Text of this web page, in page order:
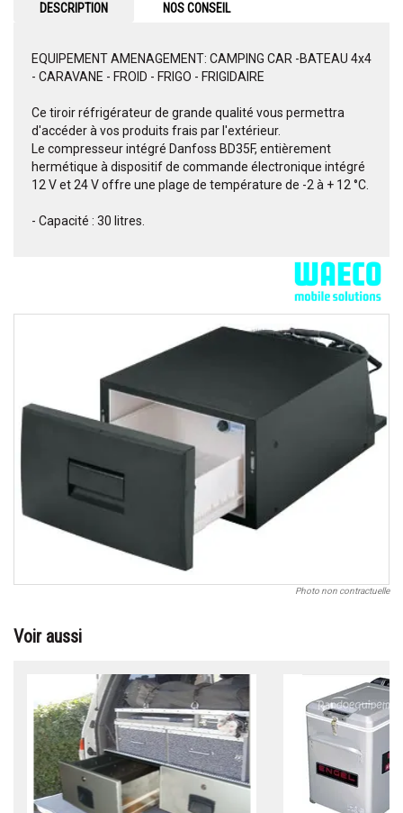
DESCRIPTION NOS CONSEIL
EQUIPEMENT AMENAGEMENT: CAMPING CAR -BATEAU 4x4
- CARAVANE - FROID - FRIGO - FRIGIDAIRE
Ce tiroir réfrigérateur de grande qualité vous permettra
d'accéder à vos produits frais par l'extérieur.
Le compresseur intégré Danfoss BD35F, entièrement
hermétique à dispositif de commande électronique intégré
12 V et 24 V offre une plage de température de -2 à + 12 °C.
- Capacité : 30 litres.
Photo non contractuelle
Voir aussi